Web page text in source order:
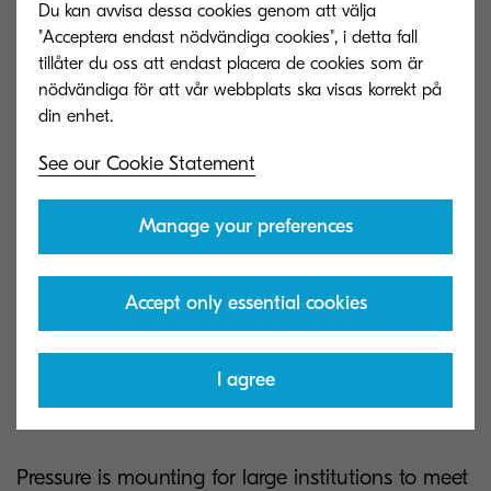
Sustainability
Pressure is mounting for large institutions to meet
Du kan avvisa dessa cookies genom att välja
"Acceptera endast nödvändiga cookies", i detta fall
tillåter du oss att endast placera de cookies som är
nödvändiga för att vår webbplats ska visas korrekt på
See our Cookie Statement
Manage your preferences
Accept only essential cookies
I agree